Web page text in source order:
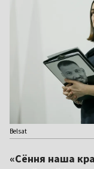
Belsat
«Сёння наша